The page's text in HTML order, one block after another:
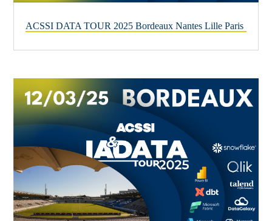
ACSSI DATA TOUR 2025 Bordeaux Nantes Lille Paris